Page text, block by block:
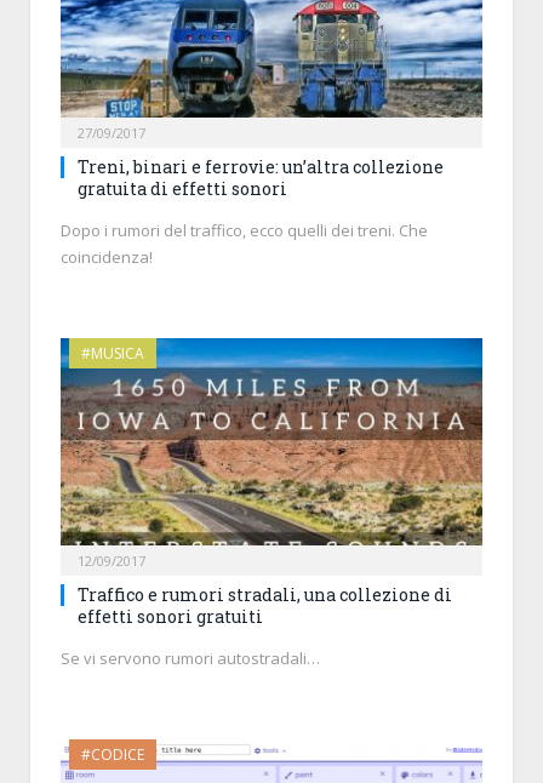
27/09/2017
Treni, binari e ferrovie: un’altra collezione
gratuita di effetti sonori
Dopo i rumori del traffico, ecco quelli dei treni. Che
coincidenza!
#MUSICA
12/09/2017
Traffico e rumori stradali, una collezione di
effetti sonori gratuiti
Se vi servono rumori autostradali…
#CODICE